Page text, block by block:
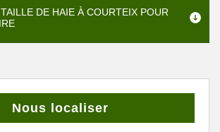
TAILLE DE HAIE À COURTEIX POUR
Nous localiser